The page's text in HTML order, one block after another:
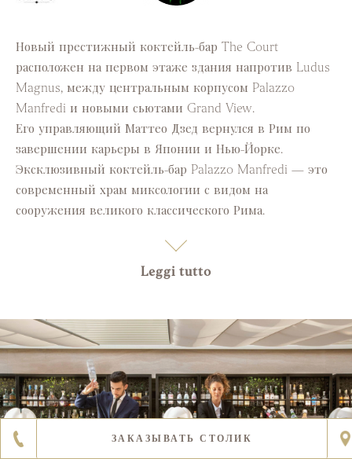
Новый престижный коктейль-бар The Court
расположен на первом этаже здания напротив Ludus
Magnus, между центральным корпусом Palazzo
Manfredi и новыми сьютами Grand View.
Его управляющий Маттео Дзед вернулся в Рим по
завершении карьеры в Японии и Нью-Йорке.
Эксклюзивный коктейль-бар Palazzo Manfredi — это
современный храм миксологии с видом на
сооружения великого классического Рима.
Leggi tutto
ЗАКАЗЫВАТЬ СТОЛИК